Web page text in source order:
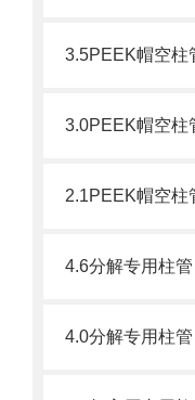
3.5PEEK帽空柱
3.0PEEK帽空柱
2.1PEEK帽空柱
4.6分解专用柱管
4.0分解专用柱管